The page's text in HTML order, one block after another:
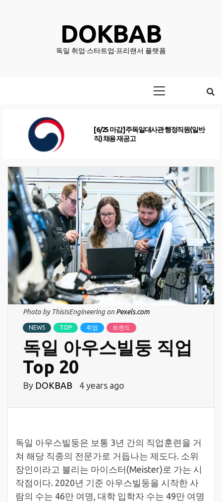
DOKBAB
독일 취업·스타트업·프리랜서 플랫폼
[6/25 마감] 주독일대사관 행정직원(일반
직) 채용 재공고
Photo by ThisIsEngineering on Pexels.com
NEWS TOP 취업 트렌드
독일 아우스빌둥 직업
Top 20
By DOKBAB 4 years ago
독일 아우스빌둥은 보통 3년 간의 직업훈련을 거
쳐 해당 직종의 전문가로 거듭나는 제도다. 소위
장인이라고 불리는 마이스터(Meister)로 가는 시
작점이다. 2020년 기준 아우스빌둥을 시작한 사
람의 수는 46만 여명, 대학 입학자 수는 49만 여명